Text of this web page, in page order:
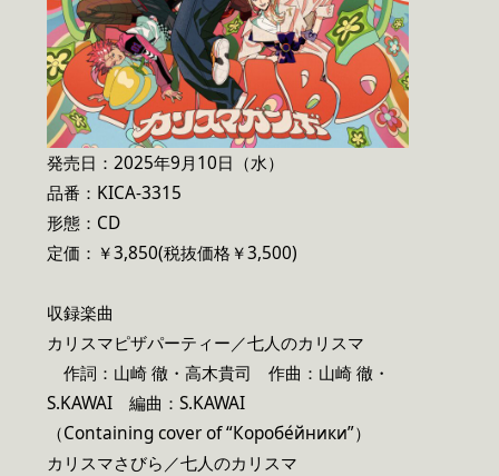
発売日：2025年9月10日（水）
品番：KICA-3315
形態：CD
定価：￥3,850(税抜価格￥3,500)
収録楽曲
カリスマピザパーティー／七人のカリスマ
作詞：山崎 徹・高木貴司 作曲：山崎 徹・
S.KAWAI 編曲：S.KAWAI
（Containing cover of “Коробе́йники”）
カリスマさびら／七人のカリスマ